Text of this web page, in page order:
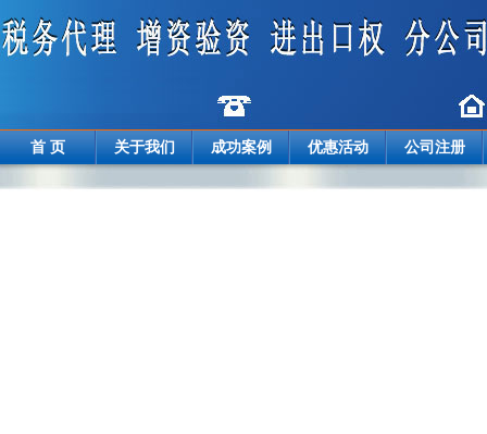
首 页 关于我们 成功案例 优惠活动 公司注册